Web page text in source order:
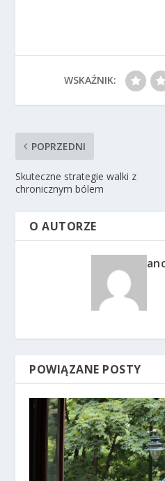
WSKAŹNIK:
POPRZEDNI
Skuteczne strategie walki z
chronicznym bólem
O AUTORZE
POWIĄZANE POSTY